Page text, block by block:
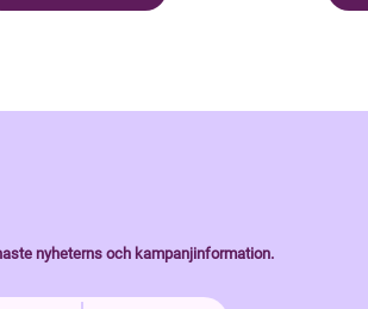
nyheterns och kampanjinformation.